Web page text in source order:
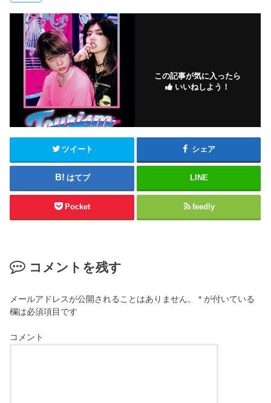
この記事が気に入ったら
いいねしよう！
ツイート シェア
はてブ LINE
Pocket feedly
コメントを残す
メールアドレスが公開されることはありません。 * が付いている
欄は必須項目です
コメント